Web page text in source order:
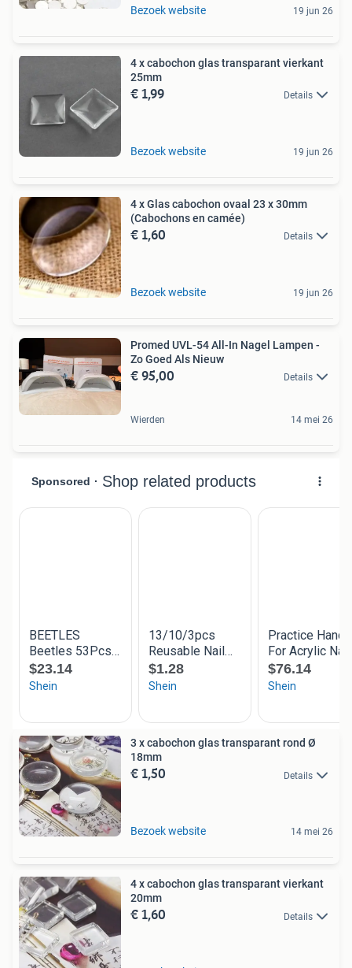
Bezoek website 19 jun 26
4 x cabochon glas transparant vierkant
25mm
€ 1,99 Details
Bezoek website 19 jun 26
4 x Glas cabochon ovaal 23 x 30mm
(Cabochons en camée)
€ 1,60 Details
Bezoek website 19 jun 26
Promed UVL-54 All-In Nagel Lampen -
Zo Goed Als Nieuw
€ 95,00 Details
Wierden 14 mei 26
3 x cabochon glas transparant rond Ø
18mm
€ 1,50 Details
Bezoek website 14 mei 26
4 x cabochon glas transparant vierkant
20mm
€ 1,60 Details